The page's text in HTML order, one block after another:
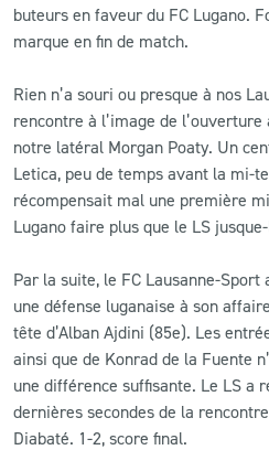
MATCH DES CELEBRITES
buteurs en faveur du FC Lugano.
marque en fin de match.
Rien n’a souri ou presque à nos
rencontre à l’image de
notre latéral Morgan Poaty. Un
Letica, peu de temps avant la mi-
récompensait mal une première
Lugano faire plus que le LS
Par la suite, le FC Lausanne-Sport
une défense luganaise à son
tête d’Alban Ajdini (85e). Les
ainsi que de Konrad de la Fuente
une différence suffisante. Le LS a
dernières secondes de la
Diabaté. 1-2, score final.